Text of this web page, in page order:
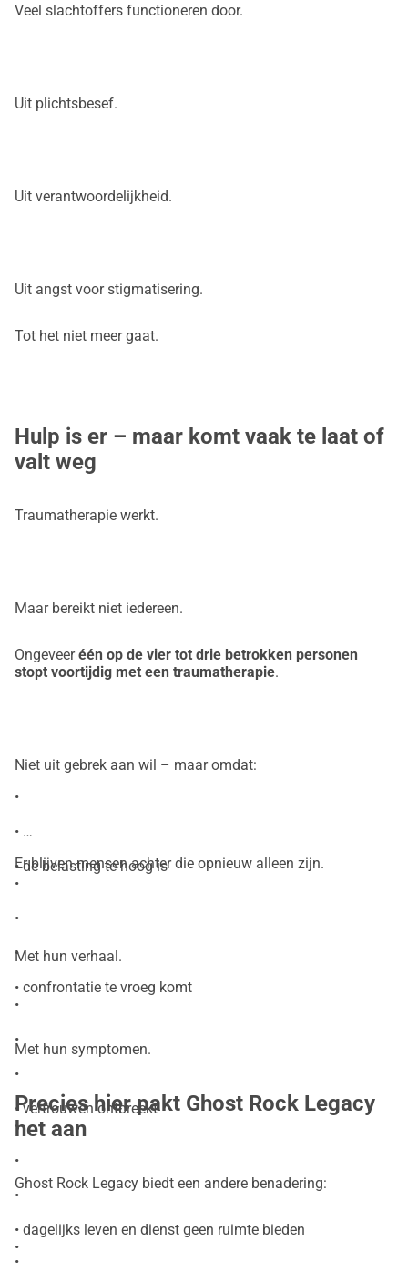
Veel slachtoffers functioneren door.
Uit plichtsbesef.
Uit verantwoordelijkheid.
Uit angst voor stigmatisering.
Tot het niet meer gaat.
Hulp is er – maar komt vaak te laat of
valt weg
Traumatherapie werkt.
Maar bereikt niet iedereen.
Ongeveeréén op de vier tot drie betrokken personen
stopt voortijdig met een traumatherapie.
Niet uit gebrek aan wil – maar omdat:
•
•
• de belasting te hoog is
•
•
•
• confrontatie te vroeg komt
•
•
•
• vertrouwen ontbreekt
•
•
•
• dagelijks leven en dienst geen ruimte bieden
•
Er blijven mensen achter die opnieuw alleen zijn.
Met hun verhaal.
Met hun symptomen.
Precies hier pakt Ghost Rock Legacy
het aan
Ghost Rock Legacy biedt een andere benadering:
•